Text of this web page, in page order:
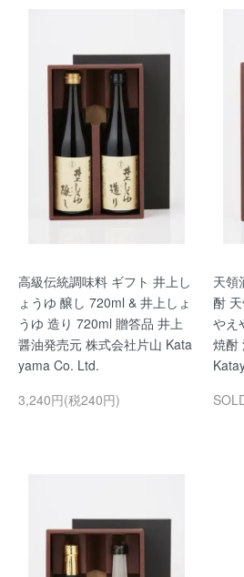
高級伝統調味料 ギフト 井上し
ょうゆ 醸し 720ml & 井上しょ
うゆ 造り 720ml 贈答品 井上
醤油発売元 株式会社片山 Kata
yama Co. Ltd.
3,240円(税240円)
天領
酎
やえ
焼酎